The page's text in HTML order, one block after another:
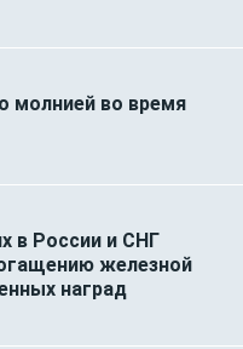
молнией во время
в России и СНГ
железной
наград